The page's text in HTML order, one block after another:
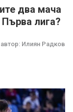
два мача
лига?
автор: Илиян Радков